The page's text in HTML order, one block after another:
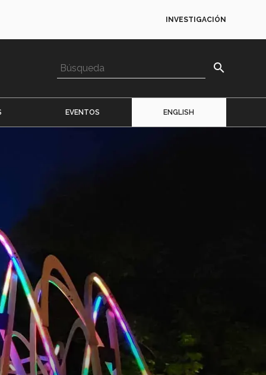
INVESTIGACIÓN
search
EVENTOS ENGLISH